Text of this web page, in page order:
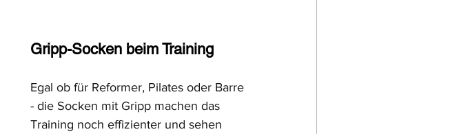
Gripp-Socken beim Training
Egal ob für Reformer, Pilates oder Barre
- die Socken mit Gripp machen das
Training noch effizienter und sehen